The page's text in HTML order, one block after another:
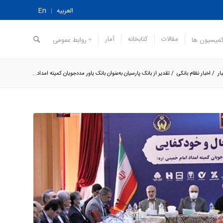
العربیه En
ها مقالات کتابخانه آمار روابط عمومی
/ اخبار نظام بانکی /تقدیر از بانک پارسیان به‌عنوان بانک یاور مددجویان کمیته امداد...